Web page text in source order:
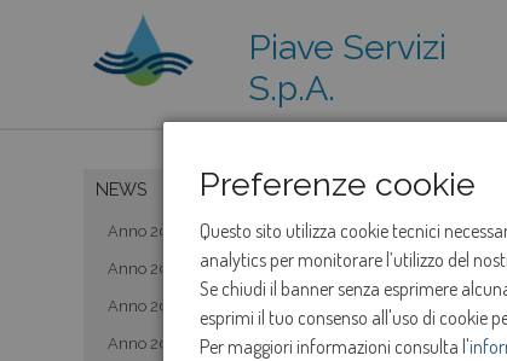
Preferenze cookie
Questo sito utilizza cookie tecnici
analytics per monitorare l’utilizzo del
Se chiudi il banner senza esprimere
esprimi il tuo consenso all'uso di cookie
Per maggiori informazioni consulta l'
Piave Servizi
S.p.A.
NEWS
Anno 2019
Anno 2020
Anno 2021
Anno 2022